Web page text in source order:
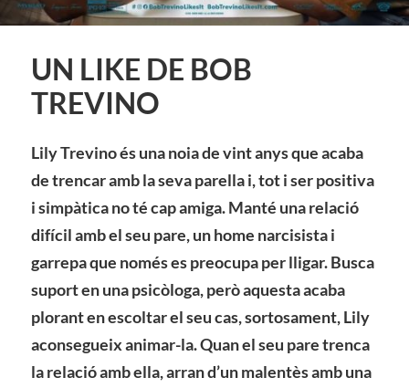
UN LIKE DE BOB
TREVINO
Lily Trevino és una noia de vint anys que acaba
de trencar amb la seva parella i, tot i ser positiva
i simpàtica no té cap amiga. Manté una relació
difícil amb el seu pare, un home narcisista i
garrepa que només es preocupa per lligar. Busca
suport en una psicòloga, però aquesta acaba
plorant en escoltar el seu cas, sortosament, Lily
aconsegueix animar-la. Quan el seu pare trenca
la relació amb ella, arran d’un malentès amb una